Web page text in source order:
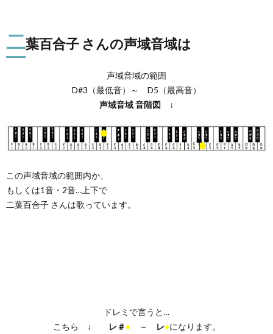
二葉百合子 さんの声域音域は
声域音域の範囲
D#3（最低音）～ D5（最高音）
声域音域音階図 ↓
この声域音域の範囲内か、
もしくは1音・2音…上下で
二葉百合子 さんは歌っています。
ドレミで言うと…
こちら ↓
レ＃●～ レ●になります。